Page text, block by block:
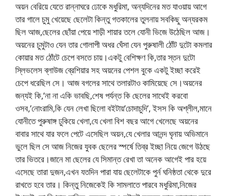
অয়ন বেরিয়ে যেতে রান্নাঘরে ঢোকে মধুরিমা, অন্যদিনের মত যাওয়ায় আগে
তার গালে চুমু খেয়েছে ছেলেটা কিন্তু গতকালের তুলনায় সবকিছু অন্যরকম
ছিল আজ,ছেলের ছোঁয়া পেয়ে শাড়ী শায়ার তলে যোনী ভিজে উঠেছিল আজ।
অয়নের চুমুটাও যেন তার গোলাপী অধর ঘেঁসা যেন পুরুষালী ঠোঁট দুটো কমলার
কোয়ার মত ঠোঁটে চেপে বসতে চায়।একটু বেশিক্ষণ কি,তার স্তন দুটো
স্লিভলেস ব্লাউজ ব্রেশিয়ার সহ অয়নের পেশল বুকে একটু ইচ্ছা করেই
চেপে ধরেছিল সে। আজ বগলের সাথে তলারটাও কামিয়েছে সে।অয়নের
জন্যই কি,’না না একি ভাবছি,শেষ পর্যন্ত কি ছেলের সাথেই করবো
ওসব,’নোংরামি,কি যেন লেখা ছিলো বইটায়’চোদাচুদি’, ইসস কি অশ্লীল,মানে
যোনীতে পুরুষাঙ্গ ঢুকিয়ে খেলা,যে খেলা বিশ বছর আগে খেলেছে অয়নের
বাবার সাথে যার ফলে পেটে এসেছিল অয়ন,যে খেলার আনন্দ ঘৃনায় অভিমানে
ভুলে ছিল সে আজ নিজের যুবক ছেলের স্পর্ষে তিব্র ইচ্ছা নিয়ে জেগে উঠছে
তার ভিতরে।জানে মা ছেলের যে সিমান্ত রেখা তা অনেক আগেই পার হয়ে
এসেছে তারা দুজন,এখন যতদিন পারা যায় ছেলেটাকে পুর্ন ঘনিষ্ঠতা থেকে দুরে
রাখতে হবে তার। কিন্তু নিজেকেই কি সামলাতে পারবে মধুরিমা,নিজের